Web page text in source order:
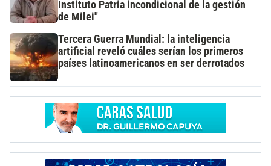
Instituto Patria incondicional de la gestión
de Milei"
Tercera Guerra Mundial: la inteligencia
artificial reveló cuáles serían los primeros
países latinoamericanos en ser derrotados